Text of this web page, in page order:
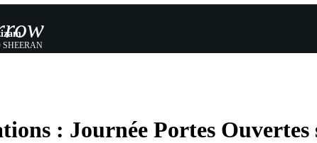
SHEERAN
: Journée Portes